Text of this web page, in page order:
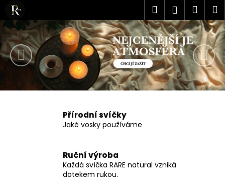
Přejít
obsah
Hledat
košík
Předchozí
Přírodní svíčky
Jaké vosky používáme
Ruční výroba
Každá svíčka RARE natural vzniká
dotekem rukou.
o
š
í
k
Zpět
Zpět
C
o
p
o